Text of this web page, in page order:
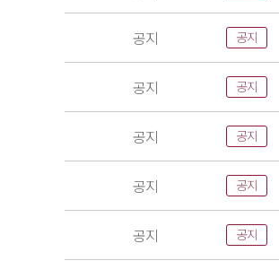
공지 공지
공지 공지
공지 공지
공지 공지
공지 공지